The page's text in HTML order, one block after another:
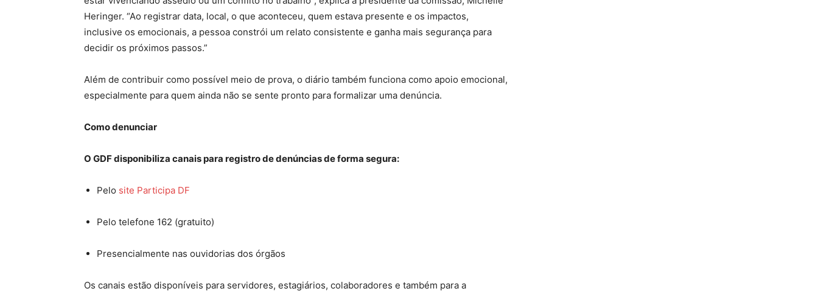
Heringer. “Ao registrar data, local, o que aconteceu, quem estava presente e os impactos,
inclusive os emocionais, a pessoa constrói um relato consistente e ganha mais segurança para
decidir os próximos passos.”
Além de contribuir como possível meio de prova, o diário também funciona como apoio emocional,
especialmente para quem ainda não se sente pronto para formalizar uma denúncia.
Como denunciar
O GDF disponibiliza canais para registro de denúncias de forma segura:
Pelo site Participa DF
Pelo telefone 162 (gratuito)
Presencialmente nas ouvidorias dos órgãos
Os canais estão disponíveis para servidores, estagiários, colaboradores e também para a